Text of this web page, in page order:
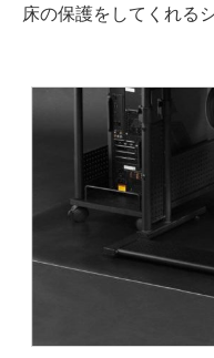
床の保護をしてくれる